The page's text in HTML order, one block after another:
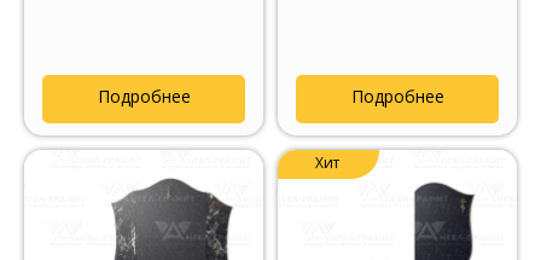
Подробнее Подробнее
Хит